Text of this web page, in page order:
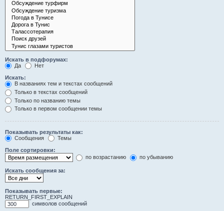
Искать в подфорумах:
Да
Нет
Искать:
В названиях тем и текстах сообщений
Только в текстах сообщений
Только по названию темы
Только в первом сообщении темы
Показывать результаты как:
Сообщения
Темы
Поле сортировки:
по возрастанию
по убыванию
Искать сообщения за:
Показывать первые:
RETURN_FIRST_EXPLAIN
символов сообщений